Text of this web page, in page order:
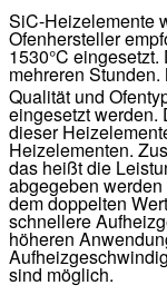
SiC-Heizelemente
Ofenhersteller
1530°C
mehreren Stunden.
Qualität und
eingesetzt werden.
dieser
Heizelementen.
das heißt die
abgegeben werden
dem doppelten
schnellere
höheren
sind möglich.